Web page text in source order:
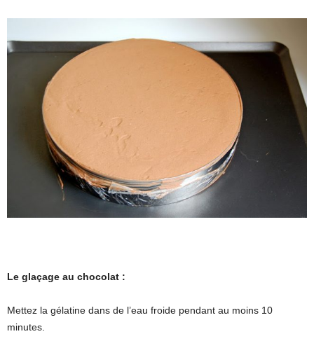
Le glaçage au chocolat :
Mettez la gélatine dans de l’eau froide pendant au moins 10
minutes.